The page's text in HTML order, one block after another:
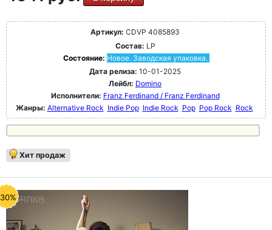
Артикул: CDVP 4085893
Состав: LP
Состояние: Новое. Заводская упаковка.
Дата релиза: 10-01-2025
Лейбл: Domino
Исполнители: Franz Ferdinand / Franz Ferdinand
Жанры: Alternative Rock Indie Pop Indie Rock Pop Pop Rock Rock
Хит продаж